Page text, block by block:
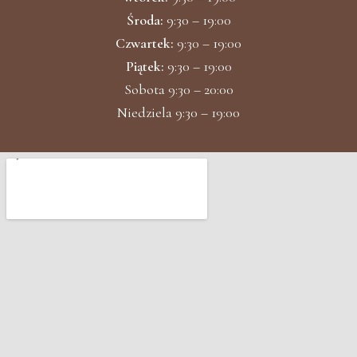
Środa: 9:30 – 19:00
Czwartek: 9:30 – 19:00
Piątek: 9:30 – 19:00
Sobota 9:30 – 20:00
Niedziela 9:30 – 19:00